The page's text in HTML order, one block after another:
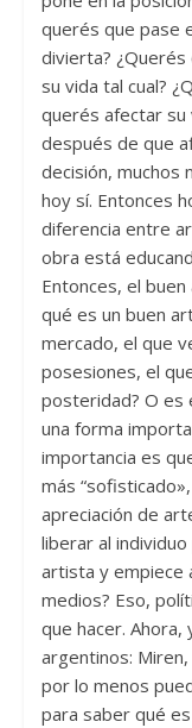
querés que pase
divierta? ¿Querés
su vida tal cual?
querés afectar su
después de que
decisión, muchos
hoy sí. Entonces
diferencia entre
obra está
Entonces, el
qué es un buen
mercado, el que
posesiones, el
posteridad? O es
una forma
importancia es
más
apreciación de
liberar al
artista y empiece
medios? Eso,
que hacer.
argentinos:
por lo menos
para saber qué